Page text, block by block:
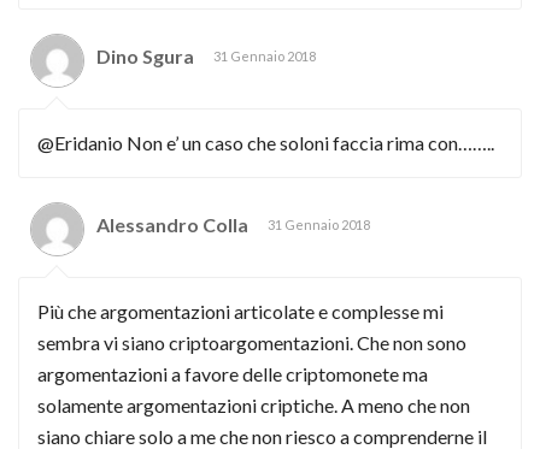
Dino Sgura 31 Gennaio 2018
@Eridanio Non e’ un caso che soloni faccia rima con……..
Alessandro Colla 31 Gennaio 2018
Più che argomentazioni articolate e complesse mi
sembra vi siano criptoargomentazioni. Che non sono
argomentazioni a favore delle criptomonete ma
solamente argomentazioni criptiche. A meno che non
siano chiare solo a me che non riesco a comprenderne il